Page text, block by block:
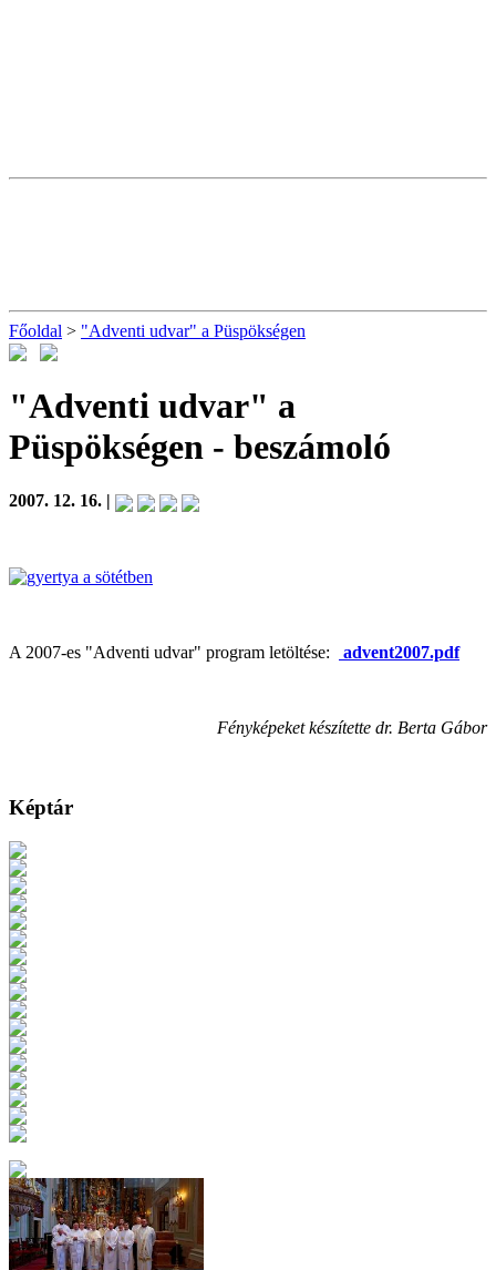
Főoldal > "Adventi udvar" a Püspökségen
"Adventi udvar" a
Püspökségen - beszámoló
2007. 12. 16. |
A 2007-es "Adventi udvar" program letöltése: advent2007.pdf
Fényképeket készítette dr. Berta Gábor
Képtár